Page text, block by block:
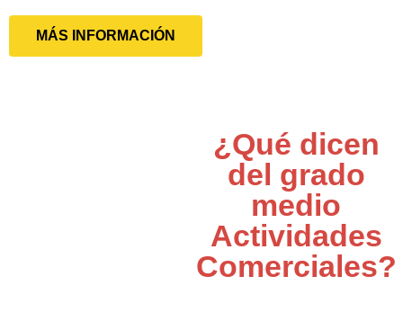
MÁS INFORMACIÓN
¿Qué dicen
del grado
medio
Actividades
Comerciales?